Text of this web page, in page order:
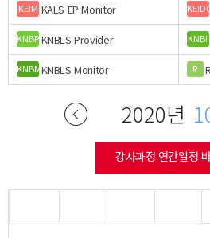
KEIM KALS EP Monitor
KNBPKNBLS Provider KNBI
KNBMKNBLS Monitor R
2020년
강사과정 연간일정